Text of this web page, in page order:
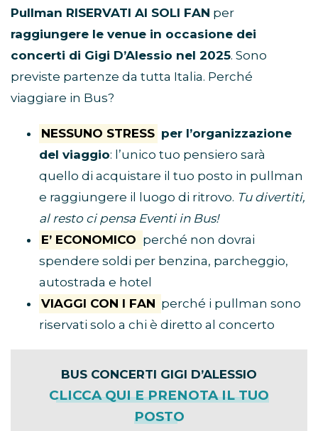
Pullman RISERVATI AI SOLI FAN per
raggiungere le venue in occasione dei
concerti di Gigi D’Alessio nel 2025. Sono
previste partenze da tutta Italia. Perché
viaggiare in Bus?
NESSUNO STRESS per l’organizzazione
del viaggio: l’unico tuo pensiero sarà
quello di acquistare il tuo posto in pullman
e raggiungere il luogo di ritrovo. Tu divertiti,
al resto ci pensa Eventi in Bus!
E’ ECONOMICO perché non dovrai
spendere soldi per benzina, parcheggio,
autostrada e hotel
VIAGGI CON I FAN perché i pullman sono
riservati solo a chi è diretto al concerto
BUS CONCERTI GIGI D’ALESSIO
CLICCA QUI E PRENOTA IL TUO
POSTO